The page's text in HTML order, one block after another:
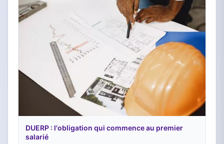
DUERP : l'obligation qui commence au premier
salarié